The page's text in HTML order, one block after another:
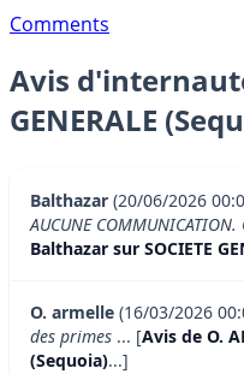
Comments
Avis
GENERALE
Balthazar (20/06/2026
AUCUNE COMMUNICATION.
Balthazar sur SOCIETE
O. armelle (16/03/2026
des primes ... [Avis de O.
(Sequoia)...]